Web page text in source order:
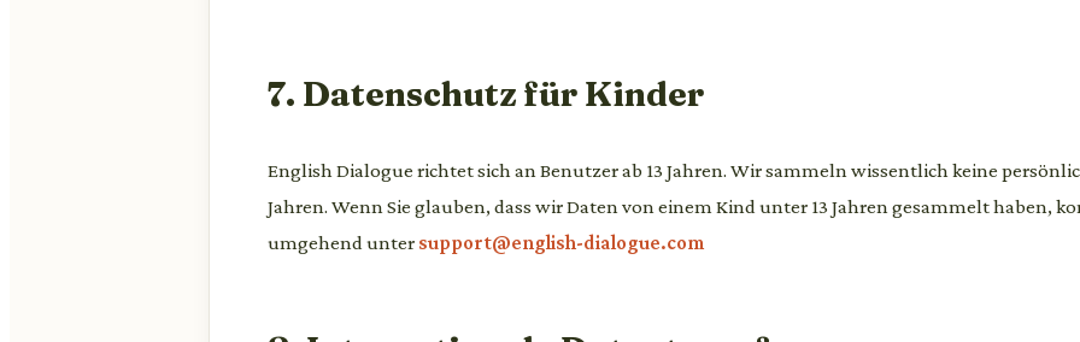
7. Datenschutz für Kinder
English Dialogue richtet sich an Benutzer ab 13 Jahren. Wir sammeln wissentlich keine
Jahren. Wenn Sie glauben, dass wir Daten von einem Kind unter 13 Jahren gesammelt haben,
umgehend unter support@english-dialogue.com